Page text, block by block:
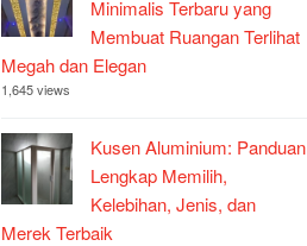
Minimalis Terbaru yang
Membuat Ruangan Terlihat
Megah dan Elegan
1,645 views
Kusen Aluminium: Panduan
Lengkap Memilih,
Kelebihan, Jenis, dan
Merek Terbaik